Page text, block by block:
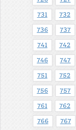
731 732
736 737
741 742
746 747
751 752
756 757
761 762
766 767